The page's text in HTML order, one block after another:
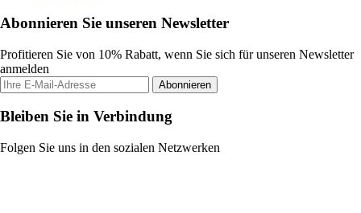
Abonnieren Sie unseren Newsletter
Profitieren Sie von 10% Rabatt, wenn Sie sich für unseren Newsletter
anmelden
Abonnieren
Bleiben Sie in Verbindung
Folgen Sie uns in den sozialen Netzwerken